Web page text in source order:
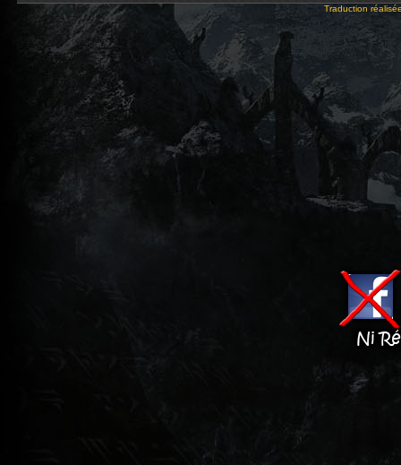
Traduction